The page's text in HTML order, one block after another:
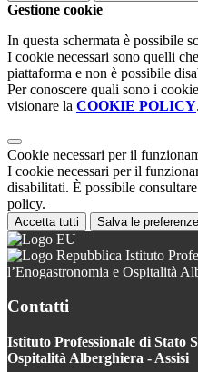
Gestione cookie
In questa schermata è possibile
I cookie necessari sono quelli
piattaforma e non è possibile
Per conoscere quali sono i
visionare la COOKIE POLICY.
Cookie necessari per il
I cookie necessari per il
disabilitati. È possibile
policy.
Accetta tutti Salva le preferenze
Istituto
l’Enogastronomia e Ospitalità
Contatti
Istituto Professionale di Stato
Ospitalità Alberghiera - Assisi